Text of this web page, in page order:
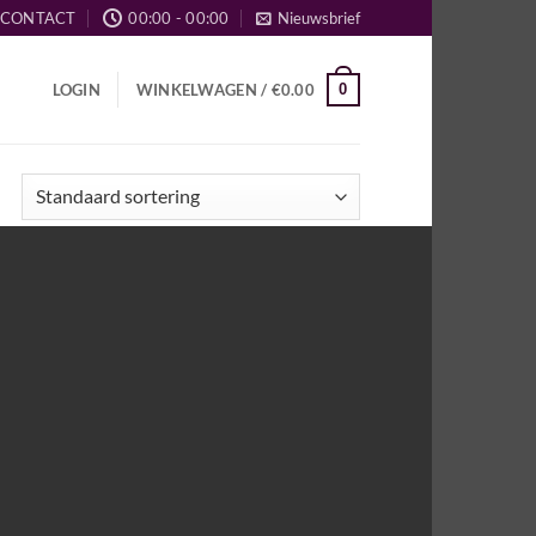
CONTACT 00:00 - 00:00 Nieuwsbrief
LOGIN WINKELWAGEN / €0.00 0